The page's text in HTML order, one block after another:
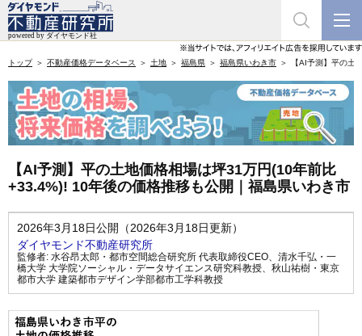
トップ 不動産価格データベース 土地 福島県 福島県いわき市 【AI予測】平の
【AI予測】平の土地価格相場は坪31万円(10年前比
+33.4%)! 10年後の価格推移も公開｜福島県いわき市
2026年3月18日公開（2026年3月18日更新）
ダイヤモンド不動産研究所
監修者: 水谷昂太郎・都市空間総合研究所 代表取締役CEO、 清水千弘・一
橋大学 大学院ソーシャル・データサイエンス研究科教授、 秋山祐樹・東京
都市大学 建築都市デザイン学部都市工学科教授